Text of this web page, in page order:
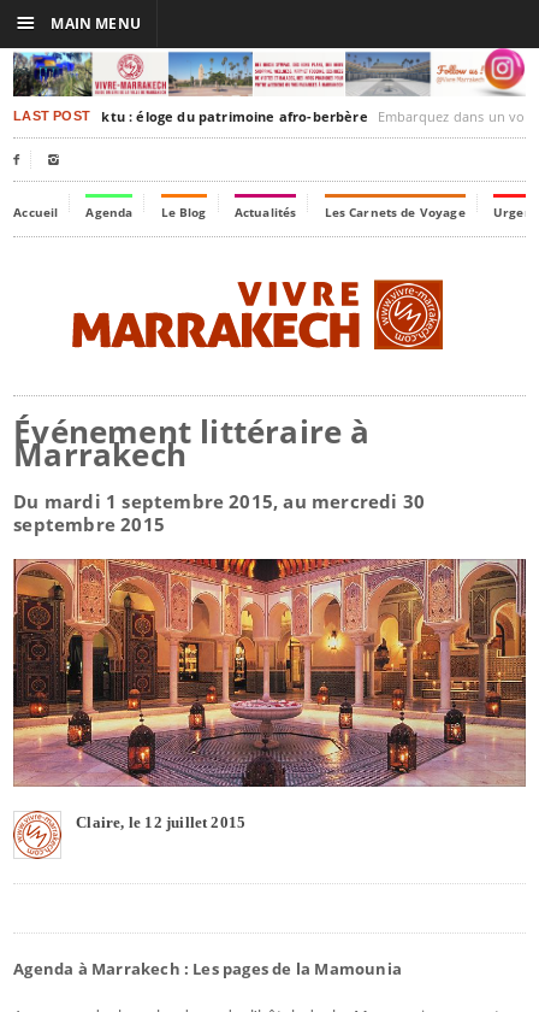
LAST POSTTimbuktu : éloge du patrimoine afro-berbère Embarquez dans un voyage culturel dans le
 
Accueil Agenda Le Blog Actualités Les Carnets de Voyage
Événement littéraire à
Marrakech
Du mardi 1 septembre 2015, au mercredi 30
septembre 2015
Claire, le 12 juillet 2015
Agenda à Marrakech : Les pages de la Mamounia
☰ MAIN MENU